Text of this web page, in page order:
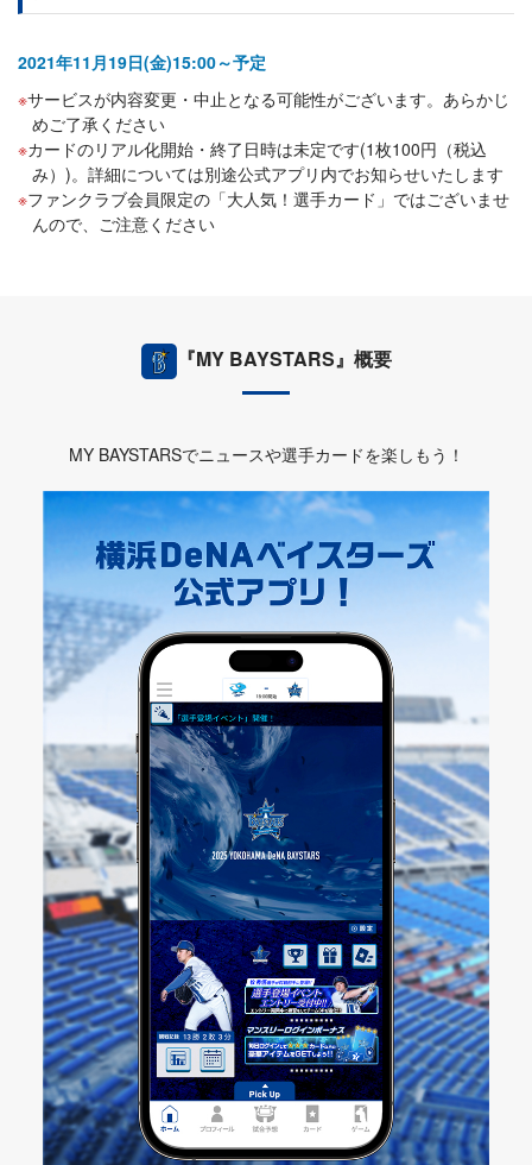
2021年11月19日(金)15:00～予定
サービスが内容変更・中止となる可能性がございます。あらかじ
めご了承ください
カードのリアル化開始・終了日時は未定です(1枚100円（税込
み）)。詳細については別途公式アプリ内でお知らせいたします
ファンクラブ会員限定の「大人気！選手カード」ではございませ
んので、ご注意ください
『MY BAYSTARS』概要
MY BAYSTARSでニュースや選手カードを楽しもう！